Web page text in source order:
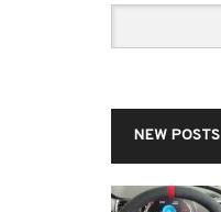
NEW POSTS